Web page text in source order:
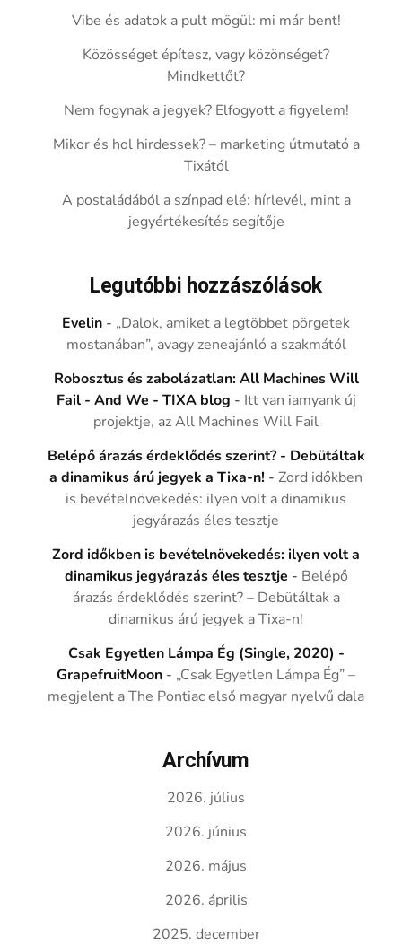
Vibe és adatok a pult mögül: mi már bent!
Közösséget építesz, vagy közönséget?
Mindkettőt?
Nem fogynak a jegyek? Elfogyott a figyelem!
Mikor és hol hirdessek? – marketing útmutató a
Tixától
A postaládából a színpad elé: hírlevél, mint a
jegyértékesítés segítője
Legutóbbi hozzászólások
Evelin - „Dalok, amiket a legtöbbet pörgetek
mostanában”, avagy zeneajánló a szakmától
Robosztus és zabolázatlan: All Machines Will
Fail - And We - TIXA blog - Itt van iamyank új
projektje, az All Machines Will Fail
Belépő árazás érdeklődés szerint? - Debütáltak
a dinamikus árú jegyek a Tixa-n! -Zord időkben
is bevételnövekedés: ilyen volt a dinamikus
jegyárazás éles tesztje
Zord időkben is bevételnövekedés: ilyen volt a
dinamikus jegyárazás éles tesztje - Belépő
árazás érdeklődés szerint? – Debütáltak a
dinamikus árú jegyek a Tixa-n!
Csak Egyetlen Lámpa Ég (Single, 2020) -
GrapefruitMoon - „Csak Egyetlen Lámpa Ég” –
megjelent a The Pontiac első magyar nyelvű dala
Archívum
2026. július
2026. június
2026. május
2026. április
2025. december